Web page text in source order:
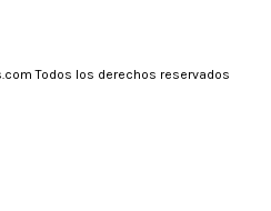
Todos los derechos reservados